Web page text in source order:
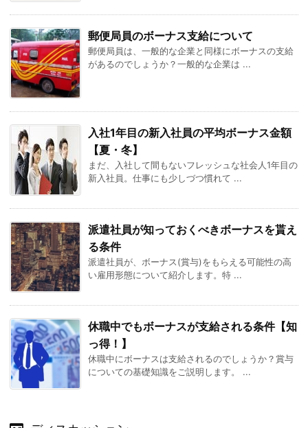
郵便局員のボーナス支給について
郵便局員は、一般的な企業と同様にボーナスの支給
があるのでしょうか？一般的な企業は ...
入社1年目の新入社員の平均ボーナス金額
【夏・冬】
まだ、入社して間もないフレッシュな社会人1年目の
新入社員。仕事にも少しづつ慣れて ...
派遣社員が知っておくべきボーナスを貰え
る条件
派遣社員が、ボーナス(賞与)をもらえる可能性の高
い雇用形態について紹介します。特 ...
休職中でもボーナスが支給される条件【知
っ得！】
休職中にボーナスは支給されるのでしょうか？賞与
についての基礎知識をご説明します。 ...